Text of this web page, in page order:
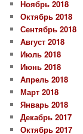
Ноябрь 2018
Октябрь 2018
Сентябрь 2018
Август 2018
Июль 2018
Июнь 2018
Апрель 2018
Март 2018
Январь 2018
Декабрь 2017
Октябрь 2017